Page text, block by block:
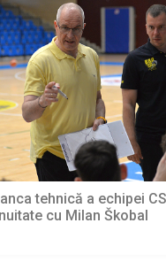
tehnică a echipei
cu Milan Škobal